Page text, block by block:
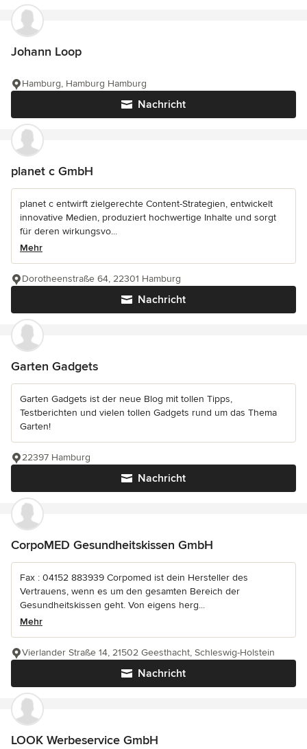
Johann Loop
Nachricht
Hamburg, Hamburg Hamburg
planet c GmbH
planet c entwirft zielgerechte Content-Strategien, entwickelt
innovative Medien, produziert hochwertige Inhalte und sorgt
für deren wirkungsvo...
Mehr
Nachricht
Dorotheenstraße 64, 22301 Hamburg
Garten Gadgets
Garten Gadgets ist der neue Blog mit tollen Tipps,
Testberichten und vielen tollen Gadgets rund um das Thema
Garten!
Nachricht
22397 Hamburg
CorpoMED Gesundheitskissen GmbH
Fax : 04152 883939 Corpomed ist dein Hersteller des
Vertrauens, wenn es um den gesamten Bereich der
Gesundheitskissen geht. Von eigens herg...
Mehr
Nachricht
Vierlander Straße 14, 21502 Geesthacht, Schleswig-Holstein
LOOK Werbeservice GmbH